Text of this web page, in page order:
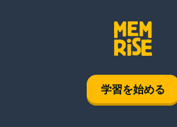
学習を始める